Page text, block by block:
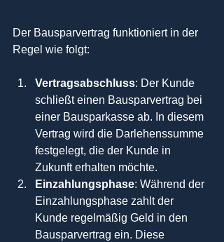
Der Bausparvertrag funktioniert in der
Regel wie folgt:
Vertragsabschluss: Der Kunde
schließt einen Bausparvertrag bei
einer Bausparkasse ab. In diesem
Vertrag wird die Darlehenssumme
festgelegt, die der Kunde in
Zukunft erhalten möchte.
Einzahlungsphase: Während der
Einzahlungsphase zahlt der
Kunde regelmäßig Geld in den
Bausparvertrag ein. Diese